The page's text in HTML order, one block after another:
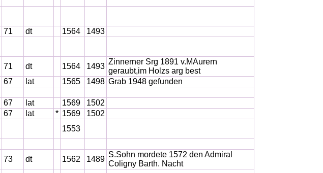
71 dt 1564
1493
71 dt 1564 1493
Zinnerner Srg 1891 v.MAurern
geraubt,im Holzs arg best
67 lat 1565 1498 Grab 1948 gefunden
67 lat 1569
1502
67 lat * 1569
1502
1553
73 dt 1562 1489
S.Sohn mordete 1572 den Admiral
Coligny Barth. Nacht